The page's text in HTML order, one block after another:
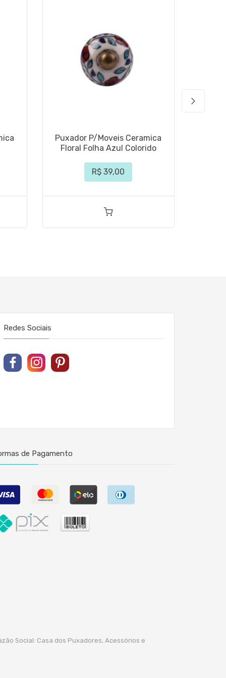
Puxador P/Moveis Ceramica
Floral Folha Azul Colorido
R$ 39,00
Redes Sociais
de Pagamento
Social: Casa dos Puxadores, Acessórios e